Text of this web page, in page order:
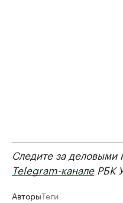
Следите за деловыми
Telegram-каналеРБК
АвторыТеги